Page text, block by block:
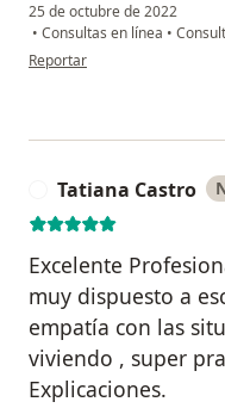
25 de octubre de 2022
• Consultas en línea •
en opinión del usuario Yadira
Reportar
Tatiana Castro
Excelente
muy dispuesto a
empatía con las
viviendo , super
Explicaciones.